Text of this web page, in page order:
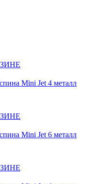
Mini Jet 4 металл
Mini Jet 6 металл